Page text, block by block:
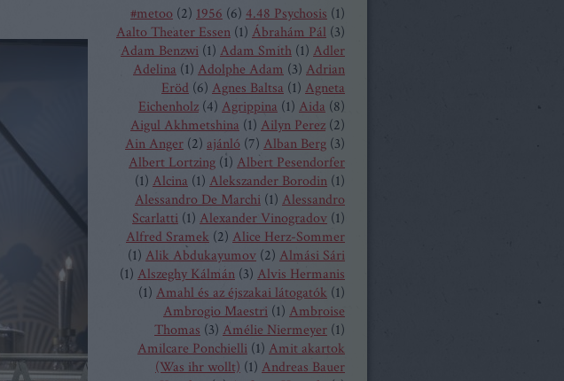
#metoo (2) 1956 (6) 4.48 Psychosis (1)
Aalto Theater Essen (1) Ábrahám Pál (3)
Adam Benzwi (1) Adam Smith (1) Adler
Adelina (1) Adolphe Adam (3) Adrian
Eröd (6) Agnes Baltsa (1) Agneta
Eichenholz (4) Agrippina (1) Aida (8)
Aigul Akhmetshina (1) Ailyn Perez (2)
Ain Anger (2) ajánló (7) Alban Berg (3)
Albert Lortzing (1) Albert Pesendorfer
(1) Alcina (1) Alekszander Borodin (1)
Alessandro De Marchi (1) Alessandro
Scarlatti (1) Alexander Vinogradov (1)
Alfred Sramek (2) Alice Herz-Sommer
(1) Alik Abdukayumov (2) Almási Sári
(1) Alszeghy Kálmán (3) Alvis Hermanis
(1) Amahl és az éjszakai látogatók (1)
Ambrogio Maestri (1) Ambroise
Thomas (3) Amélie Niermeyer (1)
Amilcare Ponchielli (1) Amit akartok
(Was ihr wollt) (1) Andreas Bauer